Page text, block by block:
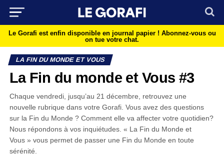
Le Gorafi est enfin disponible en journal papier ! Abonnez-vous ou
on tue votre chat.
LA FIN DU MONDE ET VOUS
La Fin du monde et Vous #3
Chaque vendredi, jusqu’au 21 décembre, retrouvez une
nouvelle rubrique dans votre Gorafi. Vous avez des questions
sur la Fin du Monde ? Comment elle va affecter votre quotidien?
Nous répondons à vos inquiétudes. « La Fin du Monde et
Vous » vous permet de passer une Fin du Monde en toute
sérénité.